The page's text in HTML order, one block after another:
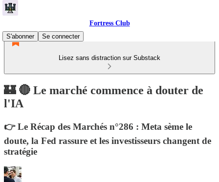
Fortress Club
S'abonner
Se connecter
Lisez sans distraction sur Substack
🏰 🔴 Le marché commence à douter de
l'IA
👉 Le Récap des Marchés n°286 : Meta sème le
doute, la Fed rassure et les investisseurs changent de
stratégie